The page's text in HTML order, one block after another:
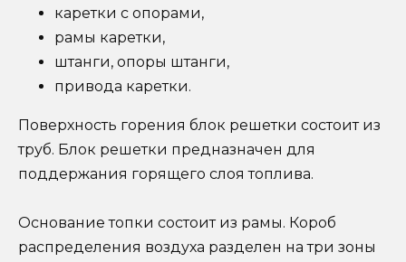
каретки с опорами,
рамы каретки,
штанги, опоры штанги,
привода каретки.
Поверхность горения блок решетки состоит из
труб. Блок решетки предназначен для
поддержания горящего слоя топлива.
Основание топки состоит из рамы. Короб
распределения воздуха разделен на три зоны